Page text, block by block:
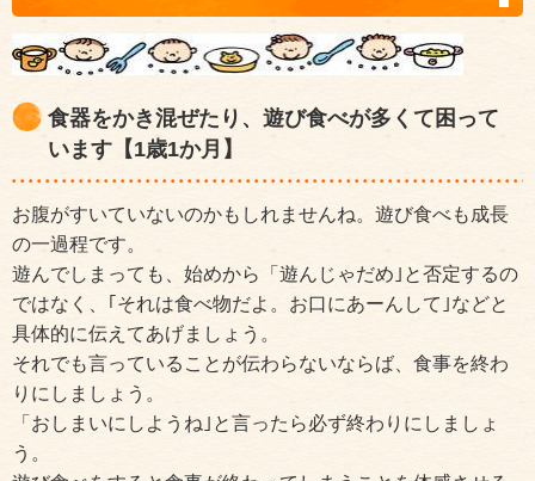
食器をかき混ぜたり、遊び食べが多くて困って
います【1歳1か月】
お腹がすいていないのかもしれませんね。遊び食べも成長
の一過程です。
遊んでしまっても、始めから「遊んじゃだめ｣と否定するの
ではなく、｢それは食べ物だよ。お口にあーんして｣などと
具体的に伝えてあげましょう。
それでも言っていることが伝わらないならば、食事を終わ
りにしましょう。
「おしまいにしようね｣と言ったら必ず終わりにしましょ
う。